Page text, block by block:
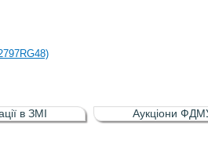
облігація відсоткова електронна
(ISIN UA4000232607)
в ЗМІ Аукціони